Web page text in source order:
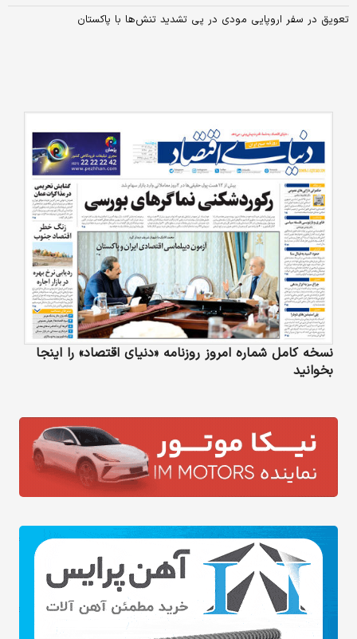
تعویق در سفر اروپایی مودی در پی تشدید تنش‌ها با پاکستان
نسخه کامل شماره امروز روزنامه «دنیای‌ اقتصاد» را اینجا
بخوانید